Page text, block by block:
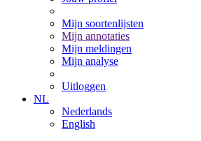
Mijn soortenlijsten
Mijn annotaties
Mijn meldingen
Mijn analyse
Uitloggen
NL
Nederlands
English